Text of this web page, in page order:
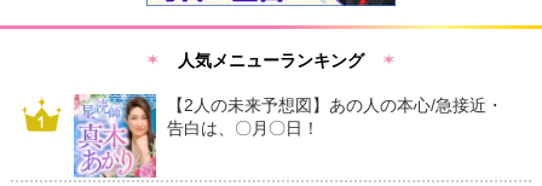
人気メニューランキング
【2人の未来予想図】あの人の本心/急接近・
告白は、〇月〇日！